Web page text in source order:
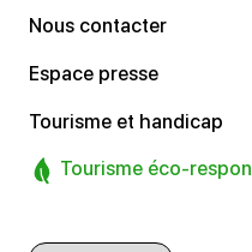
Nous contacter
Espace presse
Tourisme et handicap
Tourisme éco-